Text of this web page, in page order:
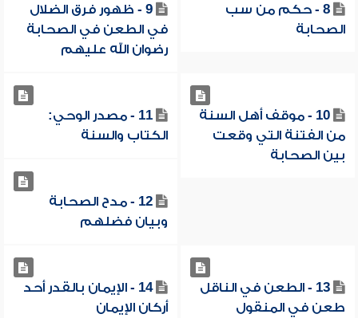
8 - حكم من سب
الصحابة
9 - ظهور فرق الضلال
في الطعن في الصحابة
رضوان الله عليهم
10 - موقف أهل السنة
من الفتنة التي وقعت
بين الصحابة
11 - مصدر الوحي:
الكتاب والسنة
12 - مدح الصحابة
وبيان فضلهم
13 - الطعن في الناقل
طعن في المنقول
14 - الإيمان بالقدر أحد
أركان الإيمان